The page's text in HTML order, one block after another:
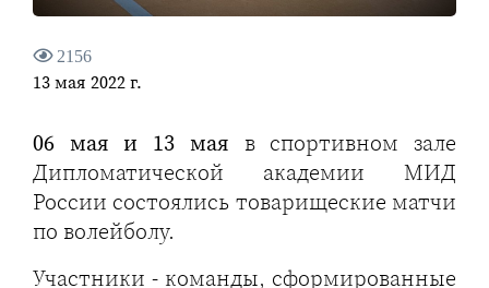
2156
13 мая 2022 г.
06 мая и 13 мая в спортивном зале
Дипломатической академии МИД
России состоялись товарищеские матчи
по волейболу.
Участники - команды, сформированные